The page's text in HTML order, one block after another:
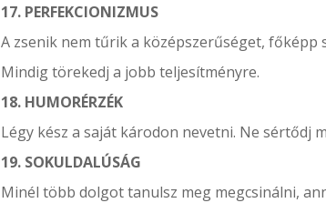
17. PERFEKCIONIZMUS
A zsenik nem tűrik a középszerűséget, főképp
Mindig törekedj a jobb teljesítményre.
18. HUMORÉRZÉK
Légy kész a saját károdon nevetni. Ne sértődj
19. SOKULDALÚSÁG
Minél több dolgot tanulsz meg megcsinálni,